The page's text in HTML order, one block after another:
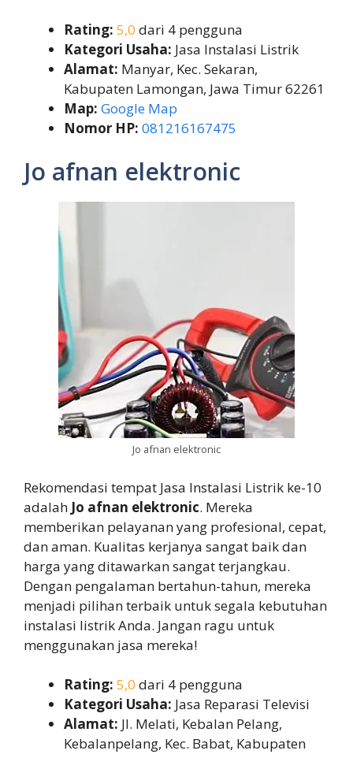
Rating: 5,0 dari 4 pengguna
Kategori Usaha: Jasa Instalasi Listrik
Alamat: Manyar, Kec. Sekaran,
Kabupaten Lamongan, Jawa Timur 62261
Map: Google Map
Nomor HP: 081216167475
Jo afnan elektronic
Jo afnan elektronic
Rekomendasi tempat Jasa Instalasi Listrik ke-10
adalah Jo afnan elektronic. Mereka
memberikan pelayanan yang profesional, cepat,
dan aman. Kualitas kerjanya sangat baik dan
harga yang ditawarkan sangat terjangkau.
Dengan pengalaman bertahun-tahun, mereka
menjadi pilihan terbaik untuk segala kebutuhan
instalasi listrik Anda. Jangan ragu untuk
menggunakan jasa mereka!
Rating: 5,0 dari 4 pengguna
Kategori Usaha: Jasa Reparasi Televisi
Alamat: Jl. Melati, Kebalan Pelang,
Kebalanpelang, Kec. Babat, Kabupaten